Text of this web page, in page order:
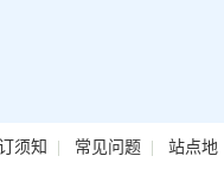
须知 | 常见问题| 站点地